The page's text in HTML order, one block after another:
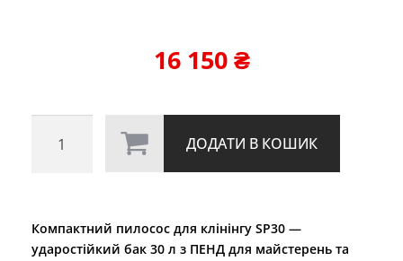
16 150₴
кількість
ДОДАТИ В КОШИК
Компактний пилосос для клінінгу SP30 —
ударостійкий бак 30 л з ПЕНД для майстерень та